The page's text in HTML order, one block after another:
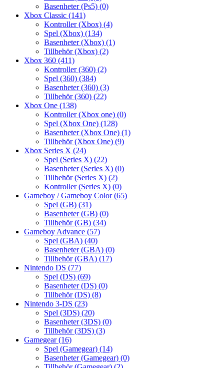
Basenheter (Ps5) (0)
Xbox Classic (141)
Kontroller (Xbox) (4)
Spel (Xbox) (134)
Basenheter (Xbox) (1)
Tillbehör (Xbox) (2)
Xbox 360 (411)
Kontroller (360) (2)
Spel (360) (384)
Basenheter (360) (3)
Tillbehör (360) (22)
Xbox One (138)
Kontroller (Xbox one) (0)
Spel (Xbox One) (128)
Basenheter (Xbox One) (1)
Tillbehör (Xbox One) (9)
Xbox Series X (24)
Spel (Series X) (22)
Basenheter (Series X) (0)
Tillbehör (Series X) (2)
Kontroller (Series X) (0)
Gameboy / Gameboy Color(65)
Spel (GB) (31)
Basenheter (GB) (0)
Tillbehör (GB) (34)
Gameboy Advance (57)
Spel (GBA) (40)
Basenheter (GBA) (0)
Tillbehör (GBA) (17)
Nintendo DS (77)
Spel (DS) (69)
Basenheter (DS) (0)
Tillbehör (DS) (8)
Nintendo 3-DS (23)
Spel (3DS) (20)
Basenheter (3DS) (0)
Tillbehör (3DS) (3)
Gamegear(16)
Spel (Gamegear) (14)
Basenheter (Gamegear) (0)